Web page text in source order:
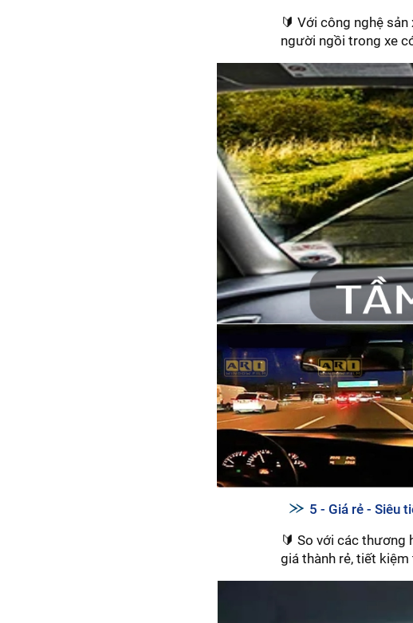
🔰 Với công nghệ
người ngồi trong xe
5 - Giá rẻ - Siêu
🔰 So với các thương
giá thành rẻ, tiết